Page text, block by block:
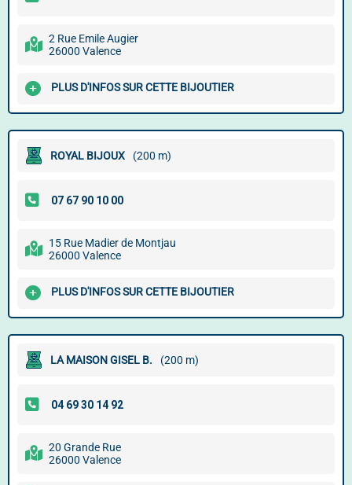
2 Rue Emile Augier
26000 Valence
PLUS D'INFOS SUR CETTE BIJOUTIER
ROYAL BIJOUX (200 m)
15 Rue Madier de Montjau
26000 Valence
PLUS D'INFOS SUR CETTE BIJOUTIER
LA MAISON GISEL B. (200 m)
20 Grande Rue
26000 Valence